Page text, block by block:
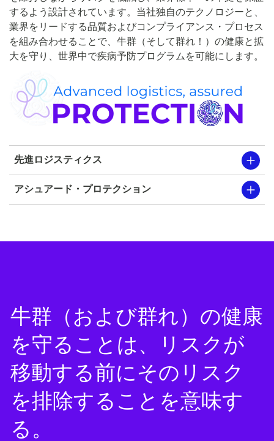
するよう設計されています。当社独自のテクノロジーと、
業界をリードする品質およびコンプライアンス・プロセス
を組み合わせることで、牛群（そして群れ！）の健康と拡
大を守り、世界中で疾病予防プログラムを可能にします。
先進ロジスティクス
アシュアード・プロテクション
牛群（および群れ）の健康
を守ることは、リスクが
移動する前にそのリスク
を排除することを意味す
る。